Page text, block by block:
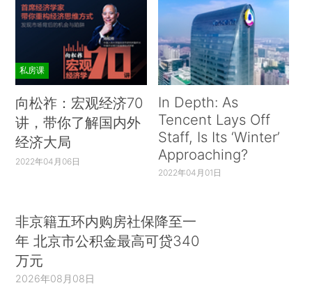
私房课
向松祚：宏观经济70
讲，带你了解国内外
经济大局
2022年04月06日
In Depth: As
Tencent Lays Off
Staff, Is Its ‘Winter’
Approaching?
2022年04月01日
非京籍五环内购房社保降至一
年 北京市公积金最高可贷340
万元
2026年08月08日